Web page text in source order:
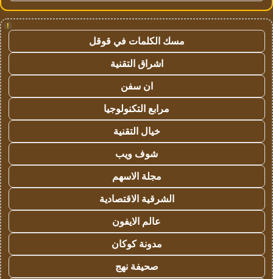
!
مسك الكلمات في قوقل
اشراق التقنية
ان سفن
مرابع التكنولوجيا
خيال التقنية
شوف ويب
مجلة الاسهم
الشرقية الاقتصادية
عالم الايفون
مدونة كوكان
صحيفة نهج